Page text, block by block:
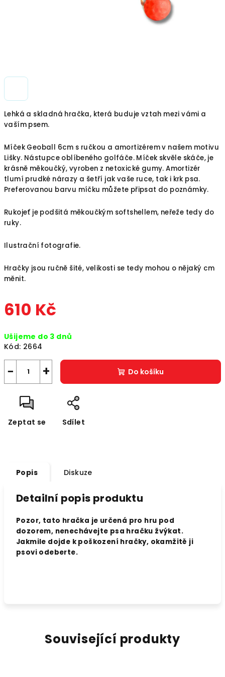
Lehká a skladná hračka, která buduje vztah mezi vámi a
vaším psem.
Míček Geoball 6cm s ručkou a amortizérem v našem motivu
Lišky. Nástupce oblíbeného golfáče. Míček skvěle skáče, je
krásně měkoučký, vyroben z netoxické gumy. Amortizér
tlumí prudké nárazy a šetří jak vaše ruce, tak i krk psa.
Preferovanou barvu míčku můžete připsat do poznámky.
Rukojeť je podšitá měkoučkým softshellem, neřeže tedy do
ruky.
Ilustrační fotografie.
Hračky jsou ručně šité, velikosti se tedy mohou o nějaký cm
měnit.
610 Kč
cena:
Ušijeme do 3 dnů
Kód: 2664
+
− Do košíku
Zeptat se Sdílet
Popis Diskuze
Detailní popis produktu
Pozor, tato hračka je určená pro hru pod
dozorem, nenechávejte psa hračku žvýkat.
Jakmile dojde k poškození hračky, okamžitě ji
psovi odeberte.
Související produkty